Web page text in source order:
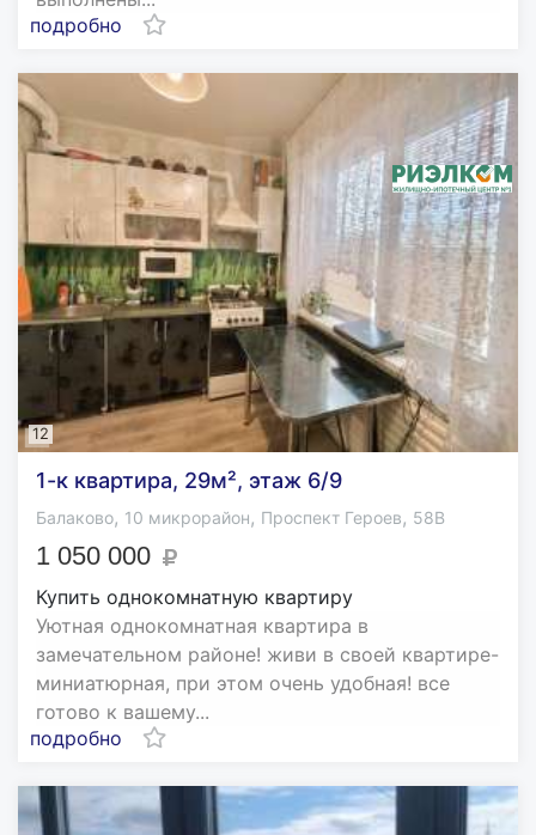
подробно
12
1-к квартира, 29м², этаж 6/9
Балаково, 10 микрорайон, Проспект Героев, 58В
1 050 000
Купить однокомнатную квартиру
Уютная однокомнатная квартира в
замечательном районе! живи в своей квартире-
миниатюрная, при этом очень удобная! все
готово к вашему...
подробно